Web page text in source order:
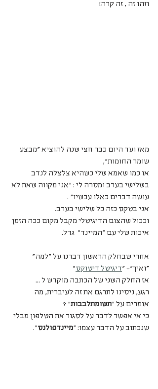
וזהו זה , זה קרה!
מאז ועד היום כבר חצי שנה להוציא "מבצע
שומר החומות",
או כמו שאמא שלי כשהיא צלצלה לנדב
בשלישי בערב ומסרה לי : "אני מקווה שאת לא
עושה דברים כאלו עכשיו" .
אני בטקס כזה כל שלישי בערב.
וככול שהצום הדיגיטלי מקבל מקום ככה הזמן
איכות שלי עם "המיינד"  גדל.
אחרי שבחלק הראשון דברנו על "למה"
"ואיך"- "דיגיטל דיטוקס"
אז החלק השני של הכתבה מוקדש ל ...
רגע, ניסינו לתרגם את זה לעיברית, מה
אומרים על "תשומתלבבות" ?
כי אי אפשר לדבר על לסגור את הטלפון מבלי
שנכתוב על הדבר עצמו: "מיינדפולנס".